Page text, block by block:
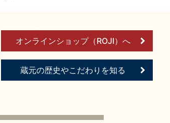
オンラインショップ（ROJI）へ
蔵元の歴史やこだわりを知る